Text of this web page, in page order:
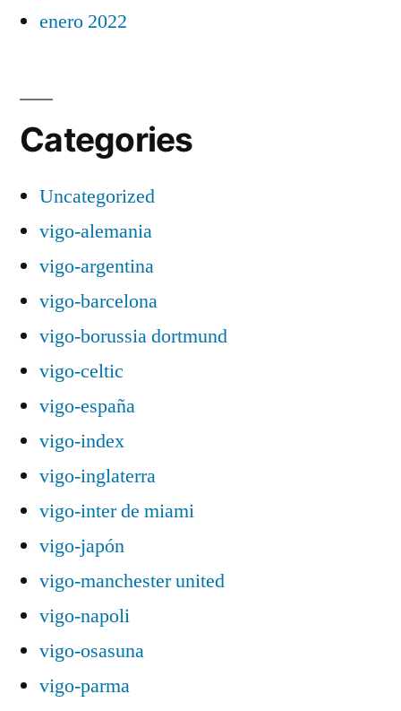
enero 2022
Categories
Uncategorized
vigo-alemania
vigo-argentina
vigo-barcelona
vigo-borussia dortmund
vigo-celtic
vigo-españa
vigo-index
vigo-inglaterra
vigo-inter de miami
vigo-japón
vigo-manchester united
vigo-napoli
vigo-osasuna
vigo-parma